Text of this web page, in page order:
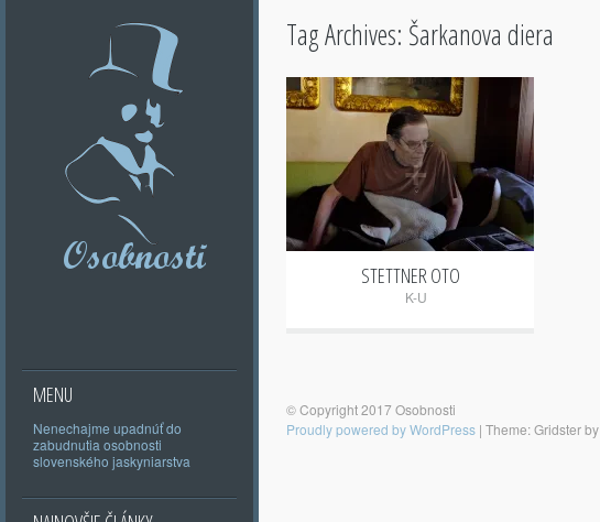
MENU
Nenechajme upadnúť do
zabudnutia osobnosti
slovenského jaskyniarstva
Tag Archives: Šarkanova diera
+
STETTNER OTO
K-U
© Copyright 2017 Osobnosti
Proudly powered by WordPress | Theme: Gridster by